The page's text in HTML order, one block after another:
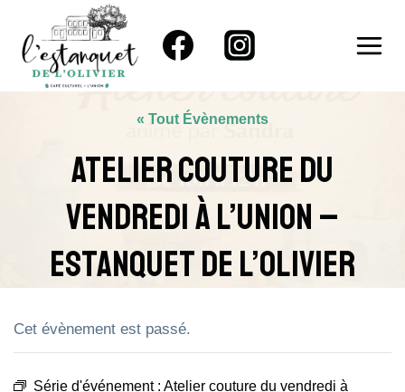
contenu
« Tout Évènements
Atelier Couture Du
Vendredi À L’Union –
Estanquet De L’Olivier
Cet évènement est passé.
Série d'événement : Atelier couture du vendredi à